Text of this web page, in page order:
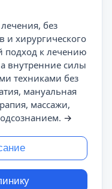
без
и хирургического
подход к лечению
внутренние силы
техниками без
мануальная
массажи,
→